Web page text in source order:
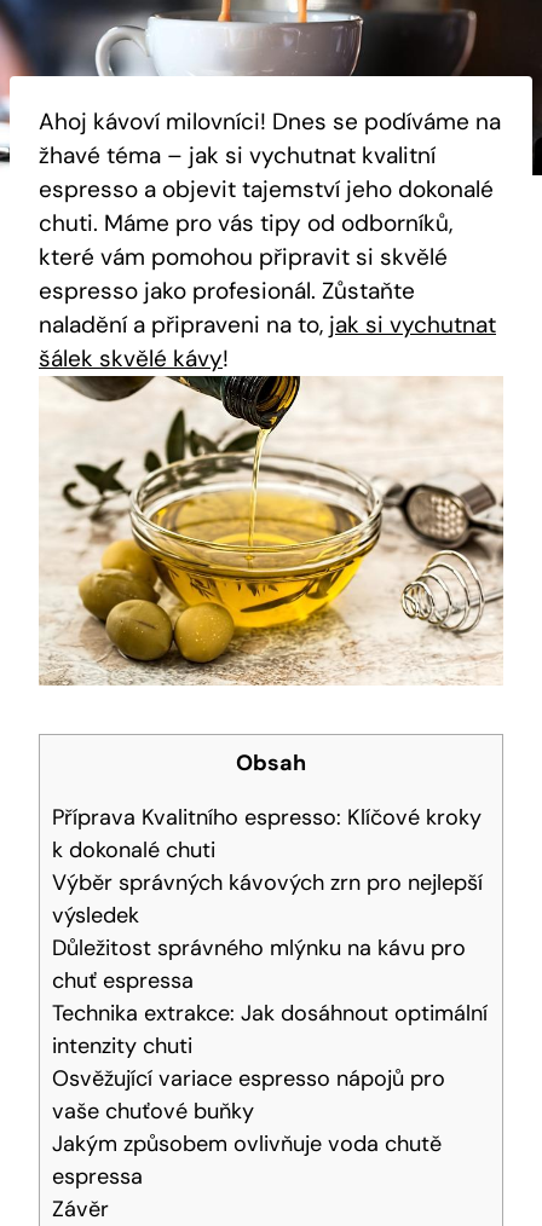
Ahoj kávoví milovníci! Dnes se podíváme na
žhavé téma – jak si vychutnat kvalitní
espresso a objevit tajemství jeho dokonalé
chuti. Máme pro vás tipy od odborníků,
které vám pomohou připravit si skvělé
espresso jako profesionál. Zůstaňte
naladění a připraveni na to, jak si vychutnat
šálek skvělé kávy!
Obsah
Příprava Kvalitního espresso: Klíčové kroky
k dokonalé chuti
Výběr správných kávových zrn pro nejlepší
výsledek
Důležitost správného mlýnku na kávu pro
chuť espressa
Technika extrakce: Jak dosáhnout optimální
intenzity chuti
Osvěžující variace espresso nápojů pro
vaše chuťové buňky
Jakým způsobem ovlivňuje voda chutě
espressa
Závěr